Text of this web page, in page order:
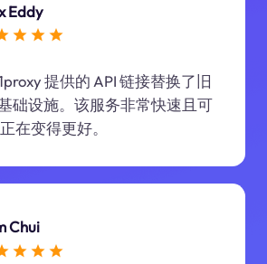
Eddy
提供的 API 链接替换了旧
础设施。该服务非常快速且可
在变得更好。
Chui